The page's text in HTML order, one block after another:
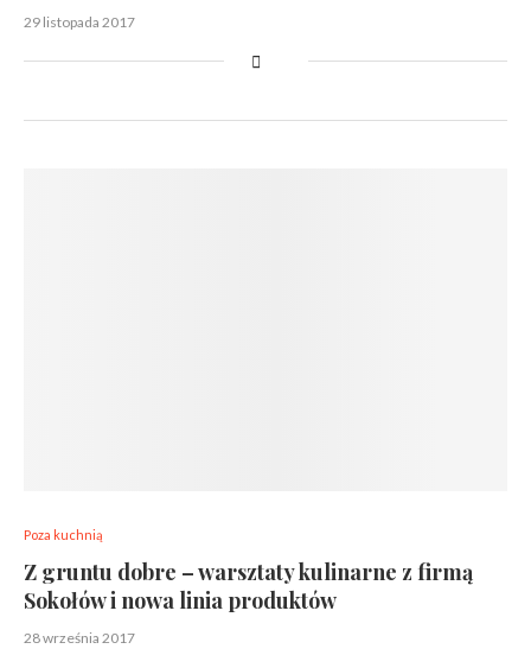
29 listopada 2017
Poza kuchnią
Z gruntu dobre – warsztaty kulinarne z firmą
Sokołów i nowa linia produktów
28 września 2017